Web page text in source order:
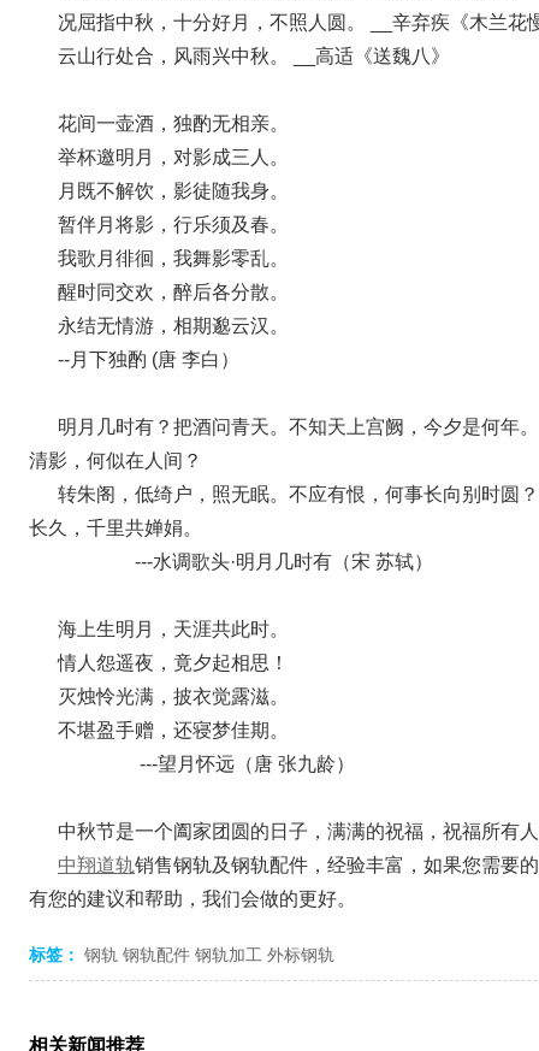
况屈指中秋，十分好月，不照人圆。 __辛弃疾《木兰花
云山行处合，风雨兴中秋。 __高适《送魏八》
花间一壶酒，独酌无相亲。
举杯邀明月，对影成三人。
月既不解饮，影徒随我身。
暂伴月将影，行乐须及春。
我歌月徘徊，我舞影零乱。
醒时同交欢，醉后各分散。
永结无情游，相期邈云汉。
--月下独酌 (唐 李白）
明月几时有？把酒问青天。不知天上宫阙，今夕是何年
清影，何似在人间？
转朱阁，低绮户，照无眠。不应有恨，何事长向别时圆
长久，千里共婵娟。
---水调歌头·明月几时有（宋 苏轼）
海上生明月，天涯共此时。
情人怨遥夜，竟夕起相思！
灭烛怜光满，披衣觉露滋。
不堪盈手赠，还寝梦佳期。
---望月怀远（唐 张九龄）
中秋节是一个阖家团圆的日子，满满的祝福，祝福所有
中翔道轨销售钢轨及钢轨配件，经验丰富，如果您需要
有您的建议和帮助，我们会做的更好。
标签： 钢轨 钢轨配件 钢轨加工 外标钢轨
相关新闻推荐